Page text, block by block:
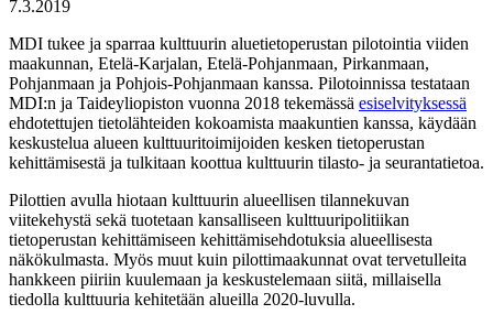
7.3.2019
MDI tukee ja sparraa kulttuurin aluetietoperustan pilotointia viiden
maakunnan, Etelä-Karjalan, Etelä-Pohjanmaan, Pirkanmaan,
Pohjanmaan ja Pohjois-Pohjanmaan kanssa. Pilotoinnissa testataan
MDI:n ja Taideyliopiston vuonna 2018 tekemässä esiselvityksessä
ehdotettujen tietolähteiden kokoamista maakuntien kanssa, käydään
keskustelua alueen kulttuuritoimijoiden kesken tietoperustan
kehittämisestä ja tulkitaan koottua kulttuurin tilasto- ja seurantatietoa.
Pilottien avulla hiotaan kulttuurin alueellisen tilannekuvan
viitekehystä sekä tuotetaan kansalliseen kulttuuripolitiikan
tietoperustan kehittämiseen kehittämisehdotuksia alueellisesta
näkökulmasta. Myös muut kuin pilottimaakunnat ovat tervetulleita
hankkeen piiriin kuulemaan ja keskustelemaan siitä, millaisella
tiedolla kulttuuria kehitetään alueilla 2020-luvulla.